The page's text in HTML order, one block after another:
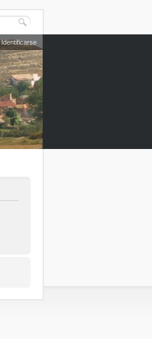
Identificarse